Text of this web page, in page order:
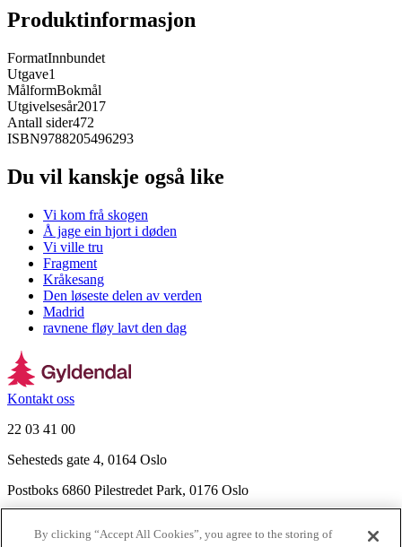
Produktinformasjon
FormatInnbundet
Utgave1
MålformBokmål
Utgivelsesår2017
Antall sider472
ISBN9788205496293
Du vil kanskje også like
Vi kom frå skogen
Å jage ein hjort i døden
Vi ville tru
Fragment
Kråkesang
Den løseste delen av verden
Madrid
ravnene fløy lavt den dag
Kontakt oss
22 03 41 00
Sehesteds gate 4, 0164 Oslo
Postboks 6860 Pilestredet Park, 0176 Oslo
By clicking “Accept All Cookies”, you agree to the storing of